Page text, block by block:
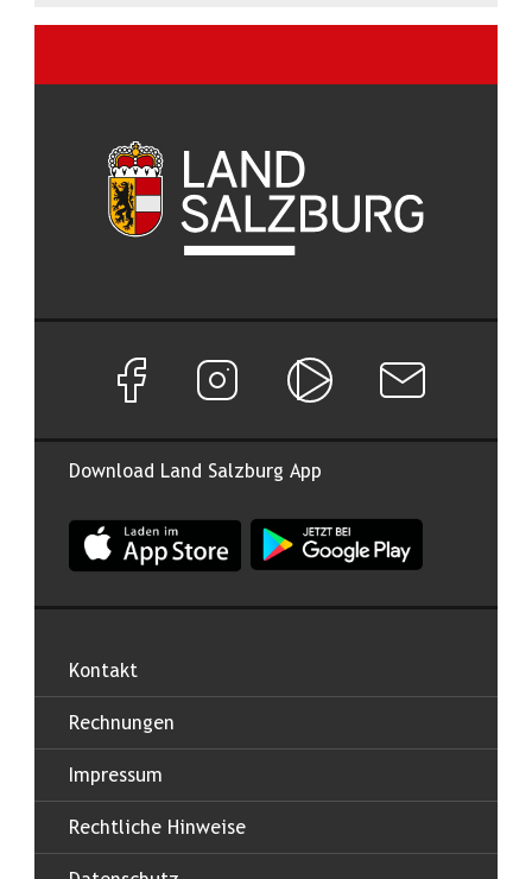
Download Land Salzburg App
App Land Salzburg im Apple App Store
App Land Salzburg im
Facebook Seite von Land Salzburg
Instagram Seite von Land Salzburg
Salzburg ONNewsletter
Kontakt
Rechnungen
Impressum
Rechtliche Hinweise